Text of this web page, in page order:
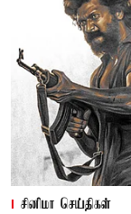
சினிமா செய்திகள்